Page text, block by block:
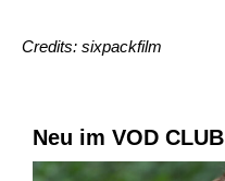
Credits: sixpackfilm
Neu im VOD CLUB